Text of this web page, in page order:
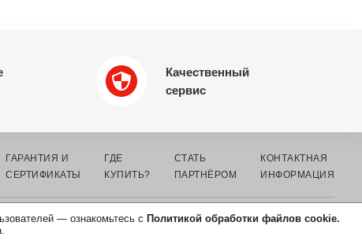
Качественный
сервис
— ознакомьтесь с Политикой обработки файлов cookie.
ГАРАНТИЯ И
СЕРТИФИКАТЫ
ГДЕ
КУПИТЬ?
СТАТЬ
ПАРТНЁРОМ
КОНТАКТНАЯ
ИНФОРМАЦИЯ